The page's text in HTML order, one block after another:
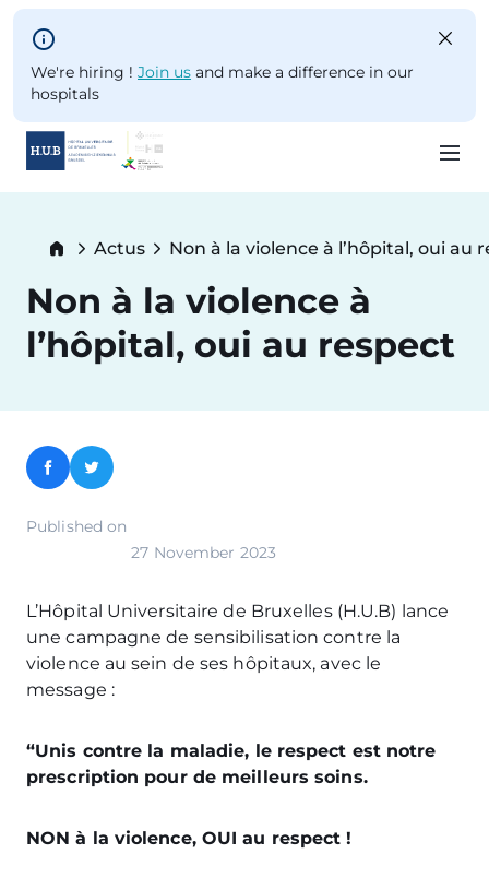
Skip to main content
We're hiring ! Join us and make a difference in our
hospitals
content
Breadcrumb
Actus Non à la violence à l’hôpital, oui au
Non à la violence à
l’hôpital, oui au respect
Facebook
Twitter
Published on
27 November 2023
L’Hôpital Universitaire de Bruxelles (H.U.B) lance
une campagne de sensibilisation contre la
violence au sein de ses hôpitaux, avec le
message :
“Unis contre la maladie, le respect est notre
prescription pour de meilleurs soins.
NON à la violence, OUI au respect !